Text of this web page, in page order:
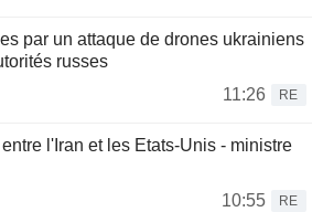
par un attaque de drones ukrainiens
russes
11:26
RE
l'Iran et les Etats-Unis - ministre
10:55
RE